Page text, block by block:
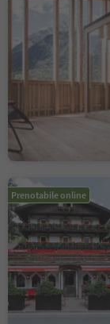
Prenotabile online